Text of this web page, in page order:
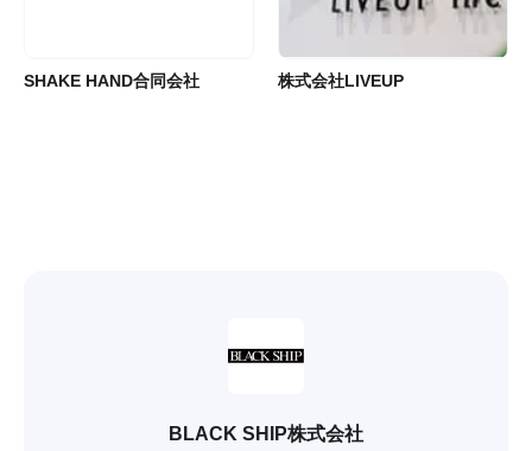
SHAKE HAND合同会社 株式会社LIVEUP
BLACK SHIP株式会社